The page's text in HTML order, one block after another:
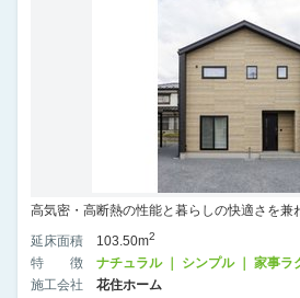
高気密・高断熱の性能と暮らしの快適さを兼
延床面積
103.50m2
特徴
ナチュラル ｜ シンプル ｜ 家事ラ
施工会社
花住ホーム